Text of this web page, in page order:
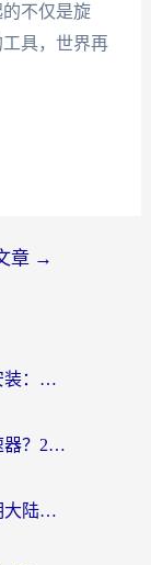
不仅是旋
具，世界再
章 →
海外崩坏：星穹铁道加速器下载安装：一份给游子的终极网络指南
境外玩航海王热血航线用什么加速器？2026海外玩家实测最优方案（附欧洲问道堡垒前线加速技巧）
在异国他乡，寻找连接故土的光明大陆免费加速器